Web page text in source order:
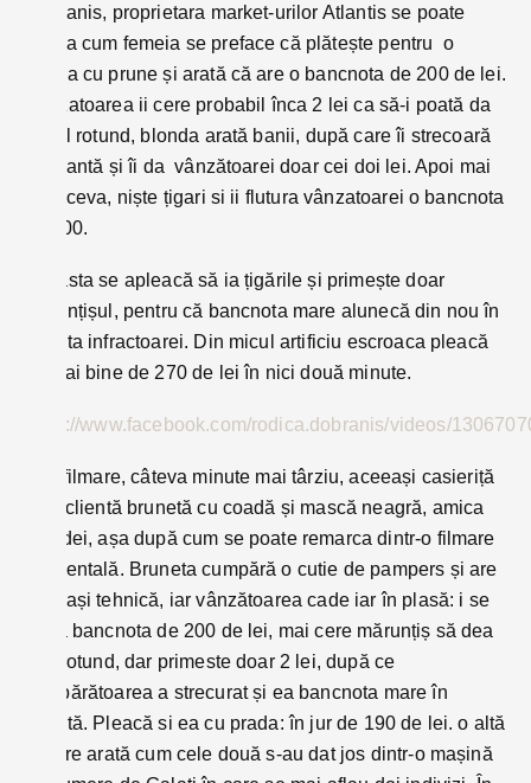
Dobranis, proprietara market-urilor Atlantis se poate
vedea cum femeia se preface că plătește pentru o
punga cu prune și arată că are o bancnota de 200 de lei.
Vânzatoarea ii cere probabil înca 2 lei ca să-i poată da
restul rotund, blonda arată banii, după care îi strecoară
în geantă și îi da vânzătoarei doar cei doi lei. Apoi mai
vrea ceva, niște țigari si ii flutura vânzatoarei o bancnota
de 100.
Aceasta se apleacă să ia țigările și primește doar
mărunțișul, pentru că bancnota mare alunecă din nou în
geanta infractoarei. Din micul artificiu escroaca pleacă
cu mai bine de 270 de lei în nici două minute.
https://www.facebook.com/rodica.dobranis/videos/
Altă filmare, câteva minute mai târziu, aceeași casieriță
cu o clientă brunetă cu coadă și mască neagră, amica
blondei, așa după cum se poate remarca dintr-o filmare
ambientală. Bruneta cumpără o cutie de pampers și are
aceeași tehnică, iar vânzătoarea cade iar în plasă: i se
arata bancnota de 200 de lei, mai cere mărunțiș să dea
rest rotund, dar primeste doar 2 lei, după ce
cumpărătoarea a strecurat și ea bancnota mare în
geantă. Pleacă si ea cu prada: în jur de 190 de lei. o altă
filmare arată cum cele două s-au dat jos dintr-o mașină